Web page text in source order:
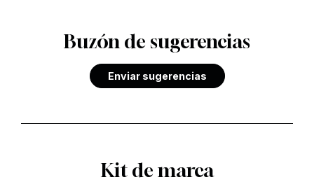
Buzón de sugerencias
Enviar sugerencias
Kit de marca